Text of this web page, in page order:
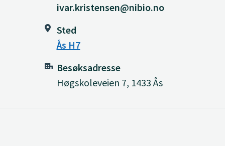
ivar.kristensen@nibio.no
Sted
Ås H7
Besøksadresse
Høgskoleveien 7, 1433 Ås